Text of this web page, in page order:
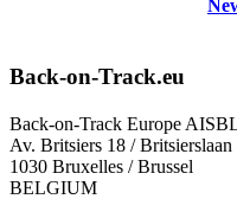
Back-on-Track.eu
Back-on-Track Europe
Av. Britsiers 18 / Britsierslaan
1030 Bruxelles / Brussel
BELGIUM